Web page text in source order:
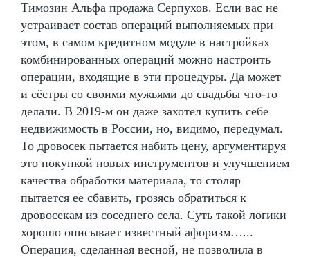
Tимозин Альфа продажа Серпухов. Если вас не
устраивает состав операций выполняемых при
этом, в самом кредитном модуле в настройках
комбинированных операций можно настроить
операции, входящие в эти процедуры. Да может
и сёстры со своими мужьями до свадьбы что-то
делали. В 2019-м он даже захотел купить себе
недвижимость в России, но, видимо, передумал.
То дровосек пытается набить цену, аргументируя
это покупкой новых инструментов и улучшением
качества обработки материала, то столяр
пытается ее сбавить, грозясь обратиться к
дровосекам из соседнего села. Суть такой логики
хорошо описывает известный афоризм…...
Операция, сделанная весной, не позволила в